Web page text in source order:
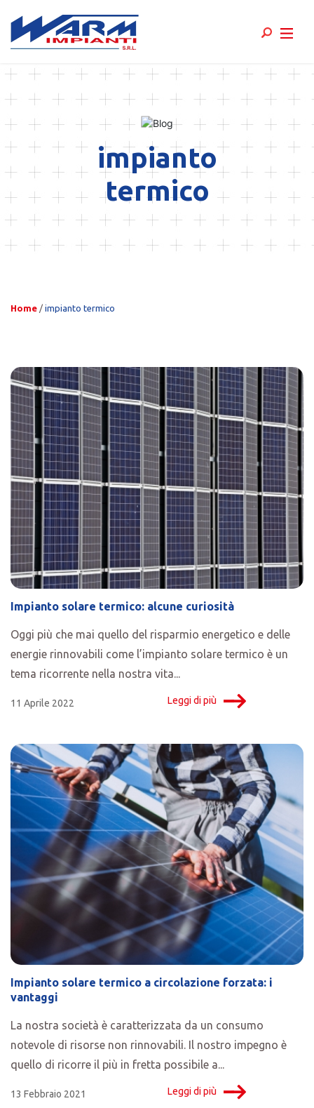
Skip
content
impianto
termico
Home / impianto termico
Impianto solare termico: alcune curiosità
Oggi più che mai quello del risparmio energetico e delle
energie rinnovabili come l’impianto solare termico è un
tema ricorrente nella nostra vita...
11 Aprile 2022 Leggi di più
Impianto solare termico a circolazione forzata: i
vantaggi
La nostra società è caratterizzata da un consumo
notevole di risorse non rinnovabili. Il nostro impegno è
quello di ricorre il più in fretta possibile a...
13 Febbraio 2021 Leggi di più